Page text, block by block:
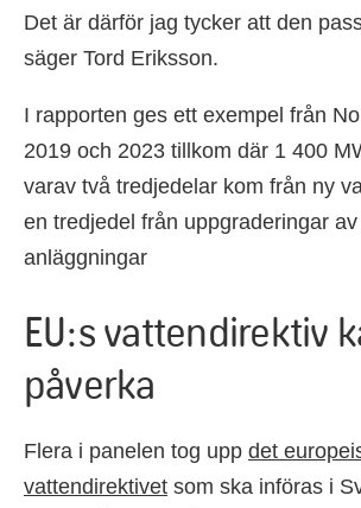
Det är därför jag tycker att den
säger Tord Eriksson.
I rapporten ges ett exempel från
2019 och 2023 tillkom där 1 400
varav två tredjedelar kom från ny
en tredjedel från uppgraderingar
anläggningar
EU:s vattendirektiv
påverka
Flera i panelen tog upp det
vattendirektivet som ska införas i